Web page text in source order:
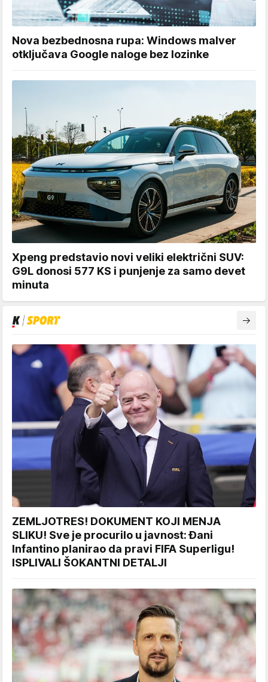
Nova bezbednosna rupa: Windows malver
otključava Google naloge bez lozinke
Xpeng predstavio novi veliki električni SUV:
G9L donosi 577 KS i punjenje za samo devet
minuta
ZEMLJOTRES! DOKUMENT KOJI MENJA
SLIKU! Sve je procurilo u javnost: Đani
Infantino planirao da pravi FIFA Superligu!
ISPLIVALI ŠOKANTNI DETALJI